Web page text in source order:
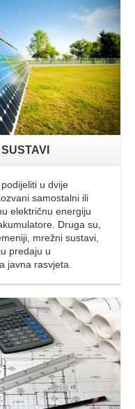
u dvije
samostalni ili
električnu energiju
Druga su,
mrežni sustavi,
predaju u
javna rasvjeta.